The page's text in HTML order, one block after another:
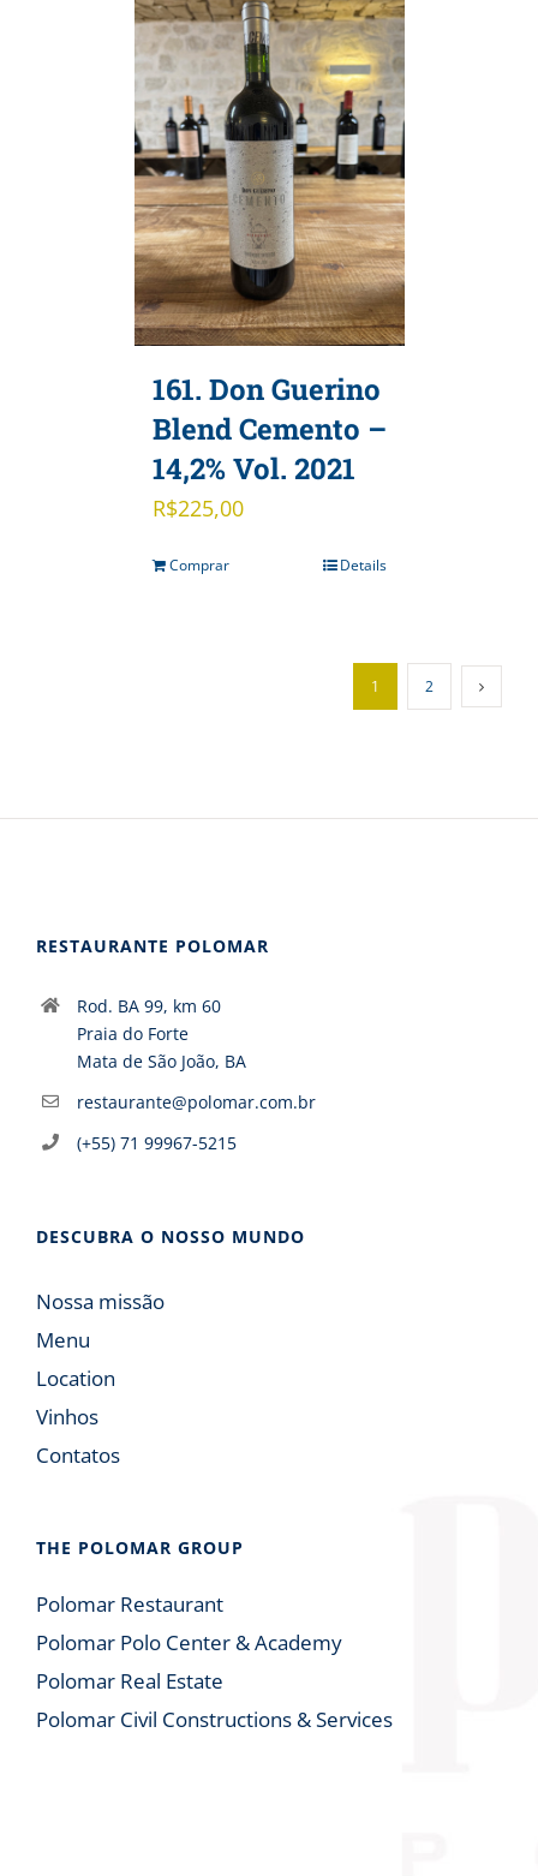
161. Don Guerino
Blend Cemento –
14,2% Vol. 2021
R$225,00
Comprar Details
1 2
RESTAURANTE POLOMAR
Rod. BA 99, km 60
Praia do Forte
Mata de São João, BA
restaurante@polomar.com.br
(+55) 71 99967-5215
DESCUBRA O NOSSO MUNDO
Nossa missão
Menu
Location
Vinhos
Contatos
THE POLOMAR GROUP
Polomar Restaurant
Polomar Polo Center & Academy
Polomar Real Estate
Polomar Civil Constructions & Services